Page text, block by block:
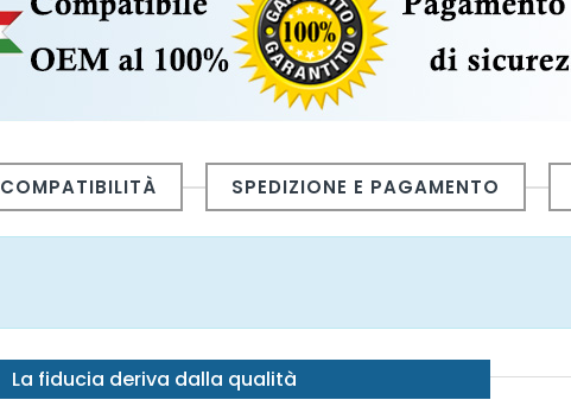
COMPATIBILITÀ SPEDIZIONE E PAGAMENTO
La fiducia deriva dalla qualità